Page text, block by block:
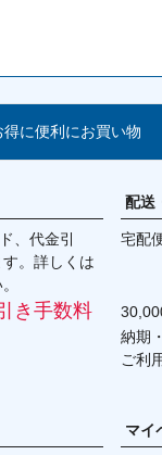
に便利にお買い物
、代金引
。詳しくは
き手数料
配送
宅配
北
沖
納期
ご利
マイ